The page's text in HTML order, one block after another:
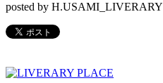
posted by H.USAMI_LIVERARY